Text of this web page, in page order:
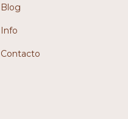
Blog
Info
Contacto